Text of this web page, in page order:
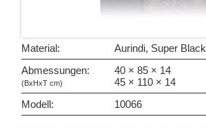
Material:
Aurindi, Super Black
Abmessungen:
(BxHxT cm)
40 × 85 × 14
45 × 110 × 14
Modell:
10066